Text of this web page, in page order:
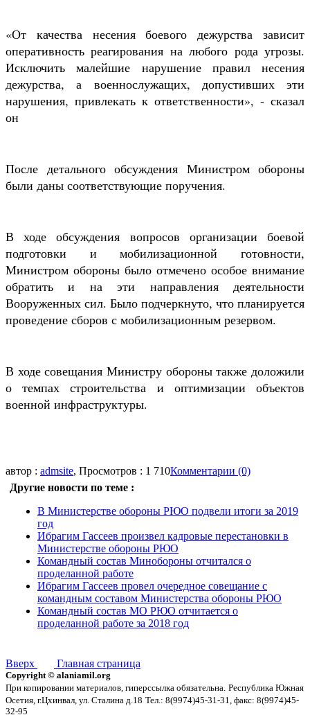
«От качества несения боевого дежурства зависит
оперативность реагирования на любого рода угрозы.
Исключить малейшие нарушение правил несения
дежурства, а военнослужащих, допустивших эти
нарушения, привлекать к ответственности», - сказал
он
После детального обсуждения Министром обороны
были даны соответствующие поручения.
В ходе обсуждения вопросов организации боевой
подготовки и мобилизационной готовности,
Министром обороны было отмечено особое внимание
обратить и на эти направления деятельности
Вооруженных сил. Было подчеркнуто, что планируется
проведение сборов с мобилизационным резервом.
В ходе совещания Министру обороны также доложили
о темпах строительства и оптимизации объектов
военной инфраструктуры.
автор : admsite, Просмотров : 1 710Комментарии (0)
Другие новости по теме :
В Министерстве обороны РЮО подвели итоги за 2019
год
Ибрагим Гассеев произвел кадровые перестановки в
Министерстве обороны РЮО
Командный состав Минобороны отчитался о
проделанной работе
Ибрагим Гассеев провел очередное совещание с
командным составом Министерства обороны РЮО
Командный состав МО РЮО отчитается о
проделанной работе за 2018 год
Вверх Главная страница
Copyright © alaniamil.org
При копировании материалов, гиперссылка обязательна. Республика Южная
Осетия, г.Цхинвал, ул. Сталина д.18 Тел.: 8(9974)45-31-31, факс: 8(9974)45-
32-95